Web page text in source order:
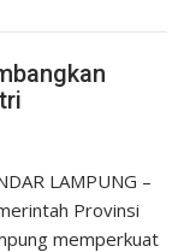
LAMPUNG –
Provinsi
memperkuat